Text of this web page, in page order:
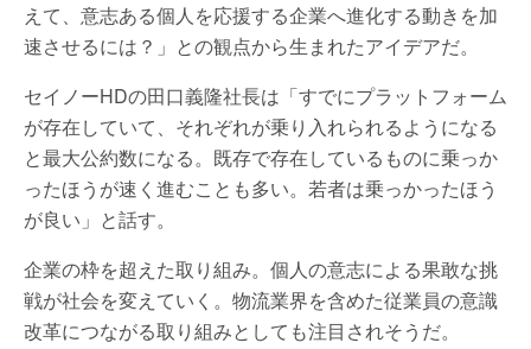
えて、意志ある個人を応援する企業へ進化する動きを加
速させるには？」との観点から生まれたアイデアだ。
セイノーHDの田口義隆社長は「すでにプラットフォーム
が存在していて、それぞれが乗り入れられるようになる
と最大公約数になる。既存で存在しているものに乗っか
ったほうが速く進むことも多い。若者は乗っかったほう
が良い」と話す。
企業の枠を超えた取り組み。個人の意志による果敢な挑
戦が社会を変えていく。物流業界を含めた従業員の意識
改革につながる取り組みとしても注目されそうだ。